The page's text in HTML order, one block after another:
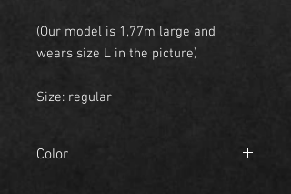
(Our model is 1,77m large and
wears size L in the picture)
Size: regular
Color